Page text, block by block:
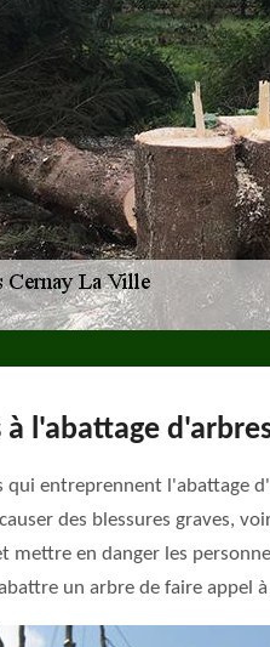
à l'abattage
qui entreprennent l'abattage
des blessures graves,
mettre en danger les
un arbre de faire appel